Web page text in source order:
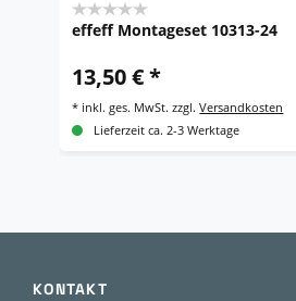
effeff Montageset 10313-24
13,50 € *
* inkl. ges. MwSt. zzgl.Versandkosten
Lieferzeit ca. 2-3 Werktage
KONTAKT